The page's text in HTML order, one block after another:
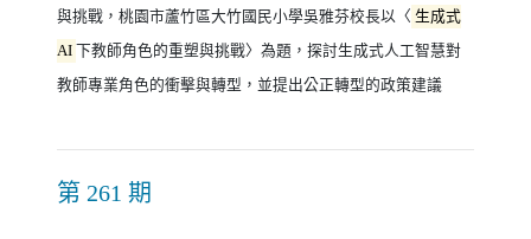
與挑戰，桃園市蘆竹區大竹國民小學吳雅芬校長以〈 生成式
AI 下教師角色的重塑與挑戰〉為題，探討生成式人工智慧對
教師專業角色的衝擊與轉型，並提出公正轉型的政策建議
第 261 期